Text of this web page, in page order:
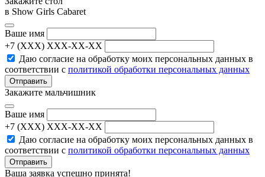
в Show Girls Cabaret
Ваше имя
+7 (XXX) XXX-XX-XX
Даю согласие на обработку моих персональных данных в
соответствии с политикой обработки персональных данных
Отправить
Закажите мальчишник
Ваше имя
+7 (XXX) XXX-XX-XX
Даю согласие на обработку моих персональных данных в
соответствии с политикой обработки персональных данных
Отправить
Ваша заявка успешно принята!